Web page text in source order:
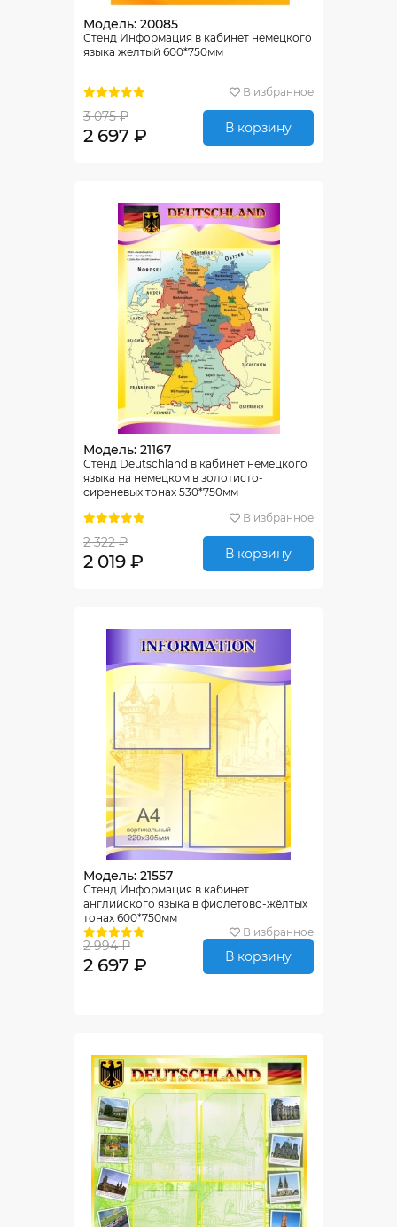
Модель: 20085
Стенд Информация в кабинет немецкого
языка желтый 600*750мм
В избранное
3 075 ₽
2 697 ₽ В корзину
Модель: 21167
Стенд Deutschland в кабинет немецкого
языка на немецком в золотисто-
сиреневых тонах 530*750мм
В избранное
2 322 ₽
2 019 ₽ В корзину
Модель: 21557
Стенд Информация в кабинет
английского языка в фиолетово-жёлтых
тонах 600*750мм
В избранное
2 994 ₽
2 697 ₽ В корзину